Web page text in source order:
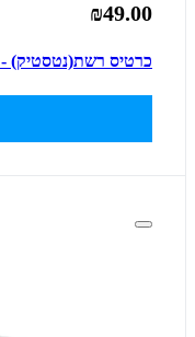
₪49.00
כרטיס רשת(נטסטיק) - TP-Link TL-WN821N WiFi USB